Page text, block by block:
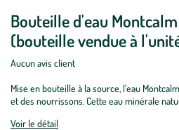
Bouteille d'eau Montcalm
(bouteille vendue à
Aucun avis client
Mise en bouteille à la source, l’eau
et des nourrissons. Cette eau minérale
Voir le détail
jour
jour